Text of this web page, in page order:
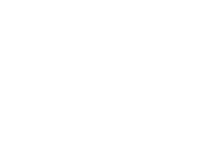
El certamen tendrá
‘Hasta el fin del
«espléndido wéstern